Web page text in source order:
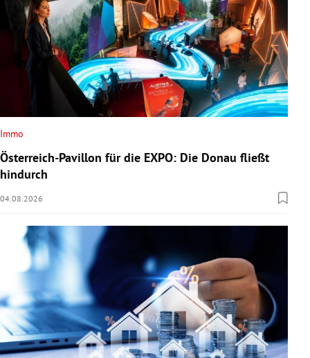
Immo
Österreich-Pavillon für die EXPO: Die Donau fließt
hindurch
04.08.2026